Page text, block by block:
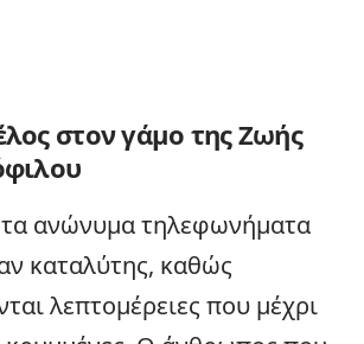
στον γάμο της Ζωής
τα ανώνυμα τηλεφωνήματα
καταλύτης, καθώς
λεπτομέρειες που μέχρι